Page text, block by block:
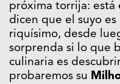
próxima torrija: está
dicen que el suyo es
riquísimo, desde
sorprenda si lo que
culinaria es
probaremos su